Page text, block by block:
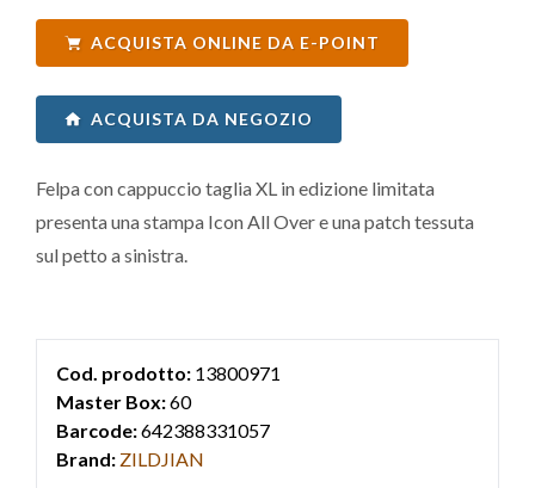
ACQUISTA ONLINE DA E-POINT
ACQUISTA DA NEGOZIO
Felpa con cappuccio taglia XL in edizione limitata
presenta una stampa Icon All Over e una patch tessuta
sul petto a sinistra.
Cod. prodotto: 13800971
Master Box:60
Barcode:642388331057
Brand: ZILDJIAN